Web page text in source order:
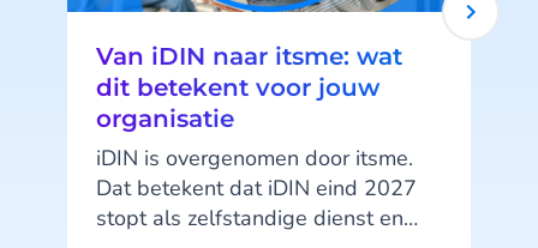
Van iDIN naar itsme: wat
dit betekent voor jouw
organisatie
iDIN is overgenomen door itsme.
Dat betekent dat iDIN eind 2027
stopt als zelfstandige dienst en